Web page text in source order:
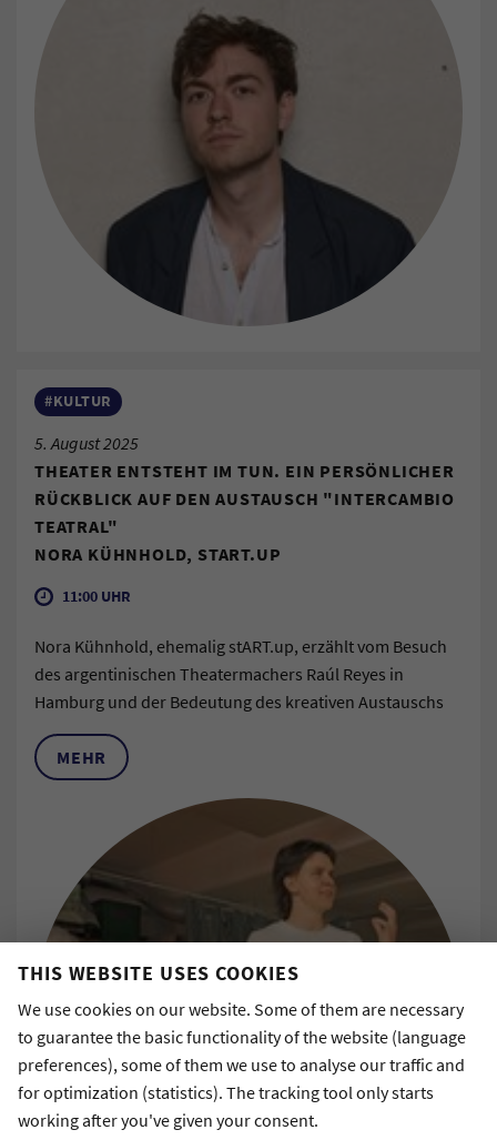
THIS WEBSITE USES COOKIES
We use cookies on our website. Some of them are necessary
to guarantee the basic functionality of the website (language
preferences), some of them we use to analyse our traffic and
for optimization (statistics). The tracking tool only starts
working after you've given your consent.
#KULTUR
5. August 2025
THEATER ENTSTEHT IM TUN. EIN PERSÖNLICHER
RÜCKBLICK AUF DEN AUSTAUSCH "INTERCAMBIO
TEATRAL"
NORA KÜHNHOLD, START.UP
11:00 UHR
Nora Kühnhold, ehemalig stART.up, erzählt vom Besuch
des argentinischen Theatermachers Raúl Reyes in
Hamburg und der Bedeutung des kreativen Austauschs
MEHR